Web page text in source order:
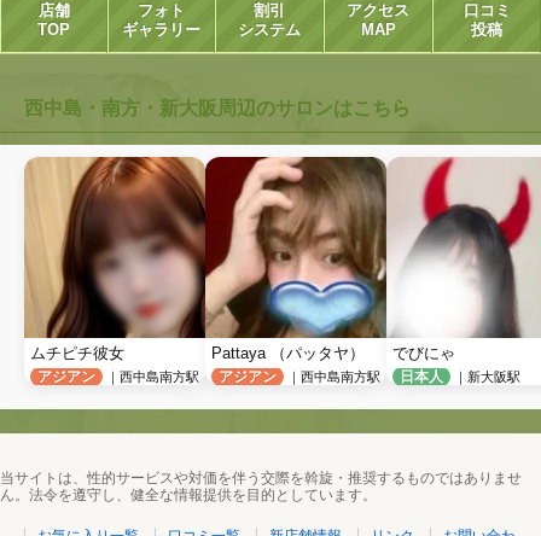
店舗
TOP
フォト
ギャラリー
割引
システム
アクセス
MAP
口コミ
投稿
西中島・南方・新大阪周辺のサロンはこちら
ムチピチ彼女
アジアン ｜西中島南方駅
Pattaya （パッタヤ）
アジアン ｜西中島南方駅
でびにゃ
日本人 ｜新大阪駅
当サイトは、性的サービスや対価を伴う交際を斡旋・推奨するものではありませ
ん。法令を遵守し、健全な情報提供を目的としています。